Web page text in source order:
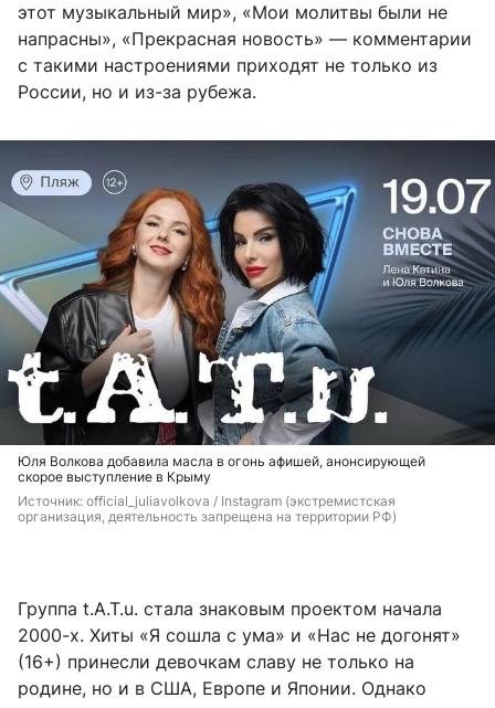
этот музыкальный мир», «Мои молитвы были не
напрасны», «Прекрасная новость» — комментарии
с такими настроениями приходят не только из
России, но и из-за рубежа.
Юля Волкова добавила масла в огонь афишей, анонсирующей
скорое выступление в Крыму
Источник: official_juliavolkova / Instagram (экстремистская
организация, деятельность запрещена на территории РФ)
Группа t.A.T.u. стала знаковым проектом начала
2000-х. Хиты «Я сошла с ума» и «Нас не догонят»
(16+) принесли девочкам славу не только на
родине, но и в США, Европе и Японии. Однако